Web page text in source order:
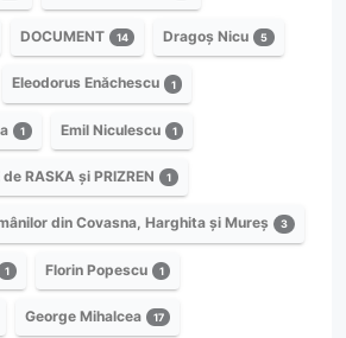
DOCUMENT 14 Dragoș Nicu 5
Eleodorus Enăchescu 1
1 Emil Niculescu 1
RASKA și PRIZREN 1
din Covasna, Harghita și Mureș 3
1 Florin Popescu 1
George Mihalcea 17